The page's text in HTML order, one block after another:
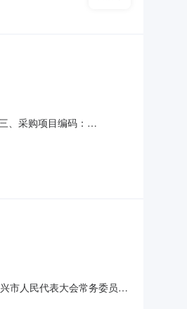
、采购项目编码：
市人民代表大会常务委员会